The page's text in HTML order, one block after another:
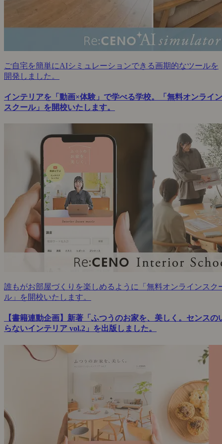
ご自宅を簡単にAIシミュレーションできる画期的なツールを
開発しました。
インテリアを「動画×体験」で学べる学校。「無料オンライン
スクール」を開校いたします。
誰もがお部屋づくりを楽しめるように「無料オンラインスク
ル」を開校いたします。
【書籍連動企画】新著「ふつうのお家を、美しく。センスの
らないインテリア vol.2」を出版しました。